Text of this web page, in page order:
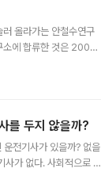
올라가는 안철수연구
소에 합류한 것은 2002
했다. 그도 그럴 것이 당
기업으로 전직을 걱정하
로 돌아가 본다. 대기업에
터 사장에게 전화가 왔
를 두지 않을까?
전기사가 있을까? 없을
사가 없다. 사회적으로 저